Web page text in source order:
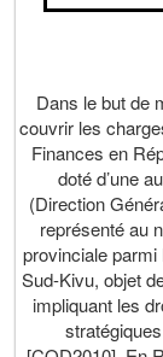
Dans le but de
couvrir les
Finances en
doté d’une
(Direction
représenté au
provinciale
Sud-Kivu, objet
impliquant les